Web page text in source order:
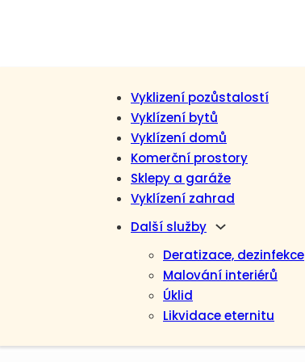
Vyklizení pozůstalostí
Vyklízení bytů
Vyklízení domů
Komerční prostory
Sklepy a garáže
Vyklízení zahrad
Další služby
Deratizace, dezinfekce
Malování interiérů
Úklid
Likvidace eternitu